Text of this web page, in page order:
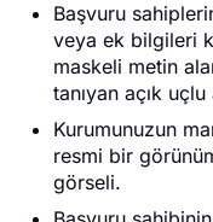
Başvuru
veya ek bilgileri
maskeli metin
tanıyan açık
Kurumunuzun
resmi bir
görseli.